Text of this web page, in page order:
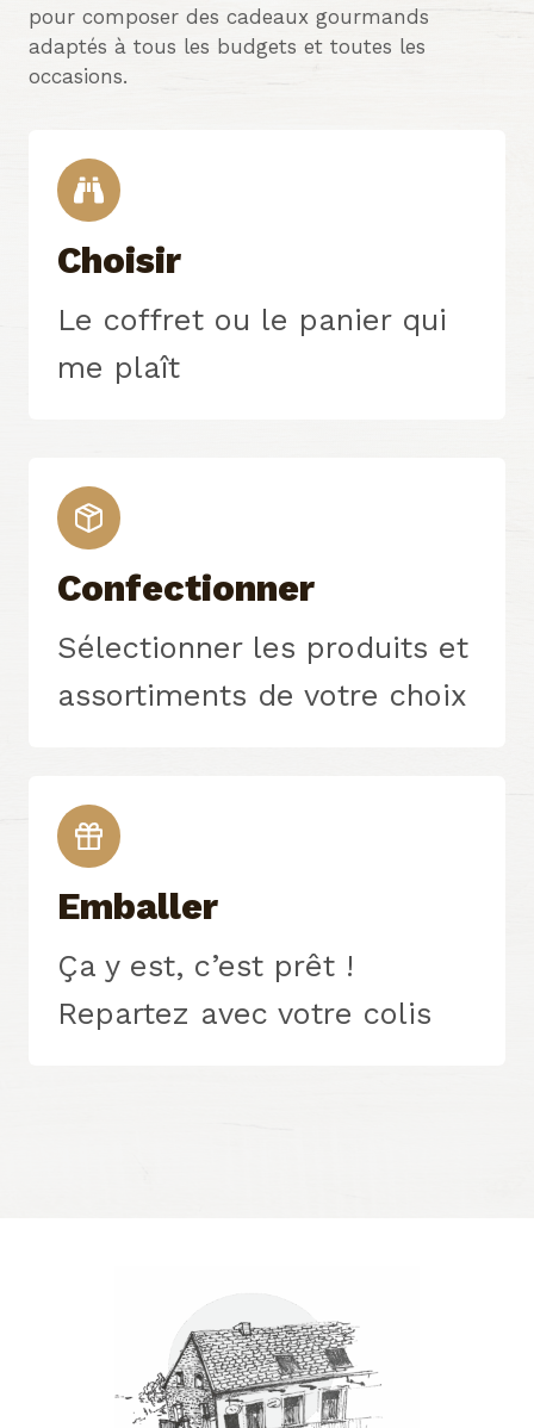
pour composer des cadeaux gourmands
adaptés à tous les budgets et toutes les
occasions.
Choisir
Le coffret ou le panier qui
me plaît
Confectionner
Sélectionner les produits et
assortiments de votre choix
Emballer
Ça y est, c’est prêt !
Repartez avec votre colis